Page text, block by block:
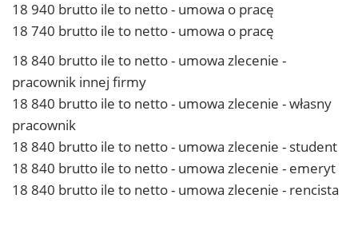
18 940 brutto ile to netto - umowa o pracę
18 740 brutto ile to netto - umowa o pracę
18 840 brutto ile to netto - umowa zlecenie -
pracownik innej firmy
18 840 brutto ile to netto - umowa zlecenie - własny
pracownik
18 840 brutto ile to netto - umowa zlecenie - student
18 840 brutto ile to netto - umowa zlecenie - emeryt
18 840 brutto ile to netto - umowa zlecenie - rencista